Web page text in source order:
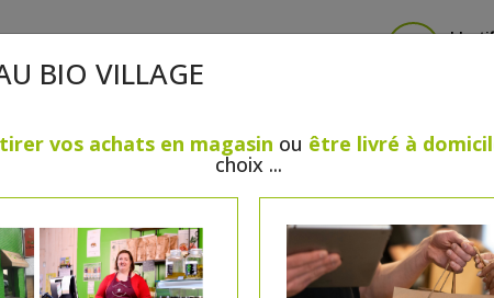
BOULANGERIE / PÂTISSERIE SANS GLUTEN, SANS
BEAUTÉ HUILES ESSENTIELLES MAISON
BIO VILLAGE
vos achats en magasin ou être livré à
choix ...